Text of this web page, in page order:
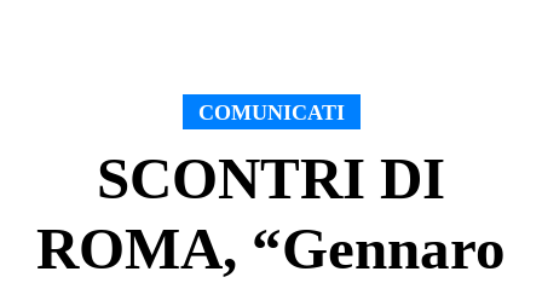
COMUNICATI
SCONTRI DI
ROMA, “Gennaro